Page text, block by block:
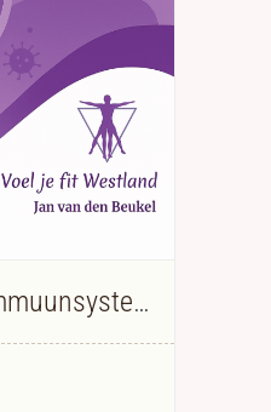
E-book Het immuunsysteem - Jan van den Beukel